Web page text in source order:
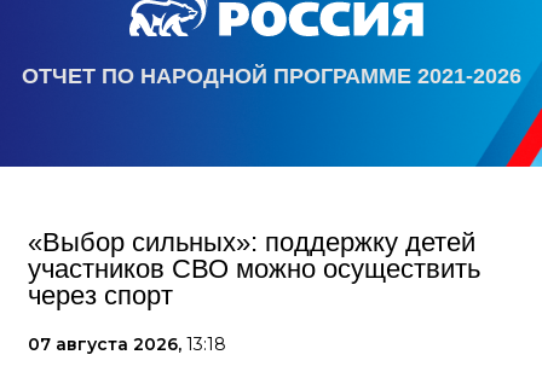
ОТЧЕТ ПО НАРОДНОЙ ПРОГРАММЕ 2021-2026
«Выбор сильных»: поддержку детей
участников СВО можно осуществить
через спорт
07 августа 2026, 13:18